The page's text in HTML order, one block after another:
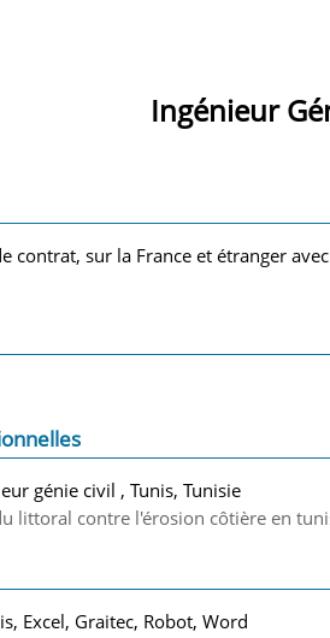
Ingénieur
contrat, sur la France et étranger
génie civil , Tunis, Tunisie
littoral contre l'érosion côtière en
Excel, Graitec, Robot, Word